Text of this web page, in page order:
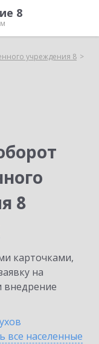
8
учреждения 8
8
карточками,
на
внедрение
все населенные